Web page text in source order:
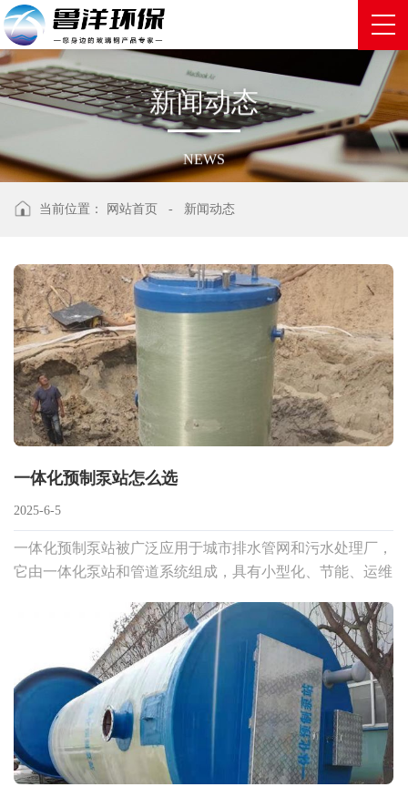
新闻动态
NEWS
当前位置： 网站首页 - 新闻动态
一体化预制泵站怎么选
2025-6-5
一体化预制泵站被广泛应用于城市排水管网和污水处理厂，
它由一体化泵站和管道系统组成，具有小型化、节能、运维